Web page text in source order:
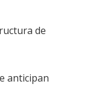
de
anticipan